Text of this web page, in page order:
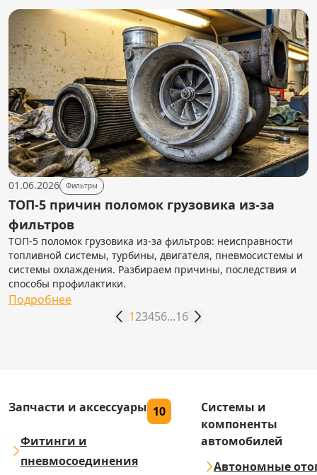
01.06.2026 Фильтры
ТОП-5 причин поломок грузовика из-за
фильтров
ТОП-5 поломок грузовика из-за фильтров: неисправности
топливной системы, турбины, двигателя, пневмосистемы и
системы охлаждения. Разбираем причины, последствия и
способы профилактики.
Подробнее
123456...16
Запчасти и аксессуары 10
Фитинги и
пневмосоединения
Системы и
компоненты
автомобилей
Автономные